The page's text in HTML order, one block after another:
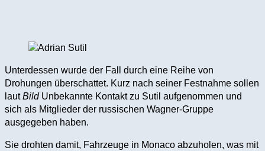
Unterdessen wurde der Fall durch eine Reihe von
Drohungen überschattet. Kurz nach seiner Festnahme sollen
lautBildUnbekannte Kontakt zu Sutil aufgenommen und
sich als Mitglieder der russischen Wagner-Gruppe
ausgegeben haben.
Sie drohten damit, Fahrzeuge in Monaco abzuholen, was mit